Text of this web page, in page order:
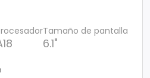
Tamaño de pantalla
6.1"